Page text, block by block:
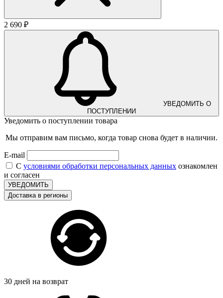
2 690 ₽
УВЕДОМИТЬ О
ПОСТУПЛЕНИИ
Уведомить о поступлении товара
Мы отправим вам письмо, когда товар снова будет в наличии.
E-mail
С условиями обработки персональных данных ознакомлен
и согласен
УВЕДОМИТЬ
Доставка в регионы
30 дней на возврат